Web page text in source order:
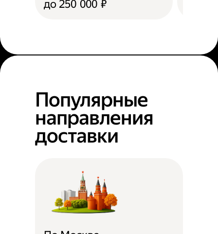
до 250 000 ₽
Популярные
направления
доставки